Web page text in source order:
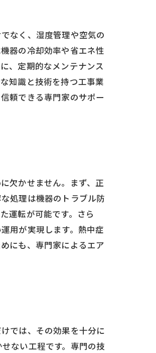
なく、湿度管理や空気の
器の冷却効率や省エネ性
、定期的なメンテナンス
知識と技術を持つ工事業
頼できる専門家のサポー
欠かせません。まず、正
処理は機器のトラブル防
運転が可能です。さら
用が実現します。熱中症
にも、専門家によるエア
では、その効果を十分に
ない工程です。専門の技